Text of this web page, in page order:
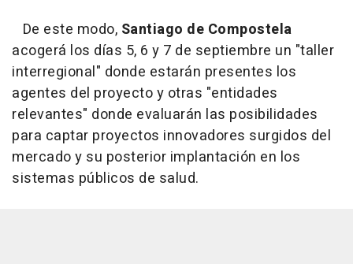
De este modo, Santiago de Compostela
acogerá los días 5, 6 y 7 de septiembre un "taller
interregional" donde estarán presentes los
agentes del proyecto y otras "entidades
relevantes" donde evaluarán las posibilidades
para captar proyectos innovadores surgidos del
mercado y su posterior implantación en los
sistemas públicos de salud.